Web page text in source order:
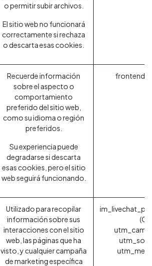
o permitir subir archivos.
El sitio web no funcionará
correctamente si rechaza
o descarta esas cookies.
Recuerde información
sobre el aspecto o
comportamiento
preferido del sitio web,
como su idioma o región
preferidos.
Su experiencia puede
degradarse si descarta
esas cookies, pero el sitio
web seguirá funcionando.
Utilizado para recopilar
información sobre sus
interacciones con el sitio
web, las páginas que ha
visto, y cualquier campaña
de marketing específica